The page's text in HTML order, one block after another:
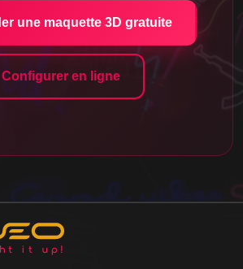
une maquette 3D gratuite
Configurer en ligne